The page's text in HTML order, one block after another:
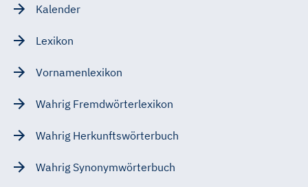
Kalender
Lexikon
Vornamenlexikon
Wahrig Fremdwörterlexikon
Wahrig Herkunftswörterbuch
Wahrig Synonymwörterbuch